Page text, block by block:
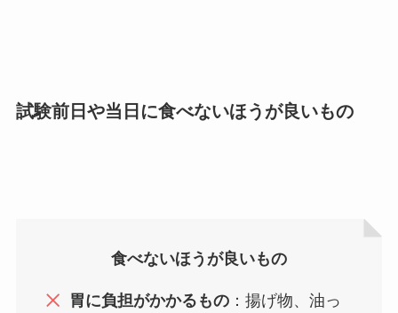
試験前日や当日に食べないほうが良いもの
食べないほうが良いもの
胃に負担がかかるもの ：揚げ物、油っ